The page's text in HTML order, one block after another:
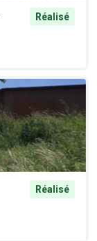
Réalisé
Réalisé